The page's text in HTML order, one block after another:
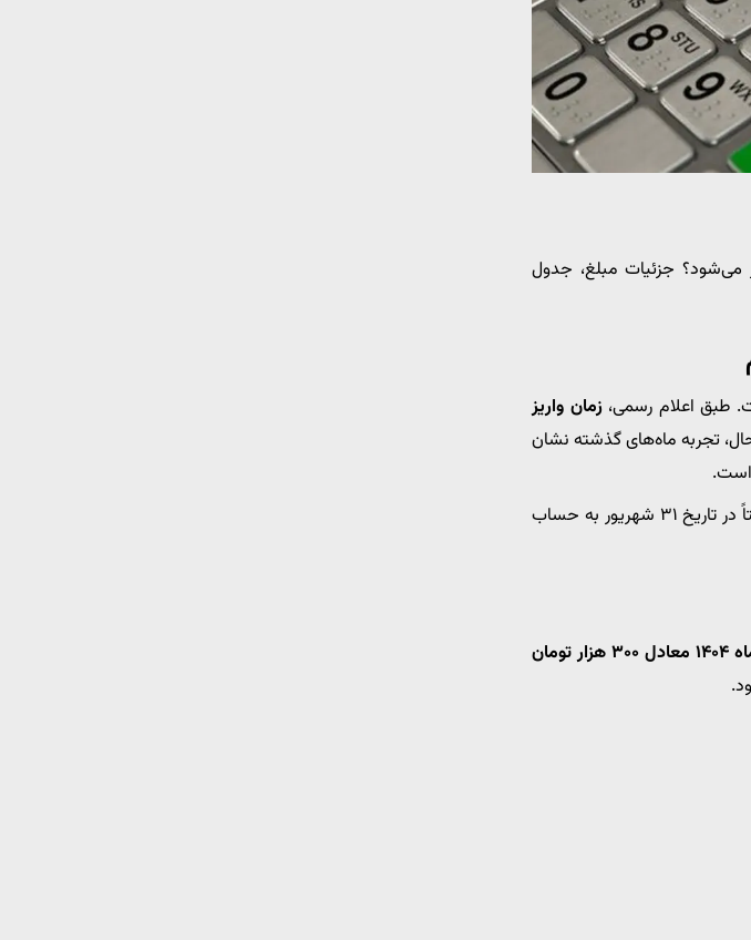
می‌شود؟ جزئیات مبلغ، جدول
زمان واریز
تجربه ماه‌های گذشته نشان
است.
یا در تاریخ ۳۰ شهریور و یا نهایتاً در تاریخ ۳۱ شهریور به حساب